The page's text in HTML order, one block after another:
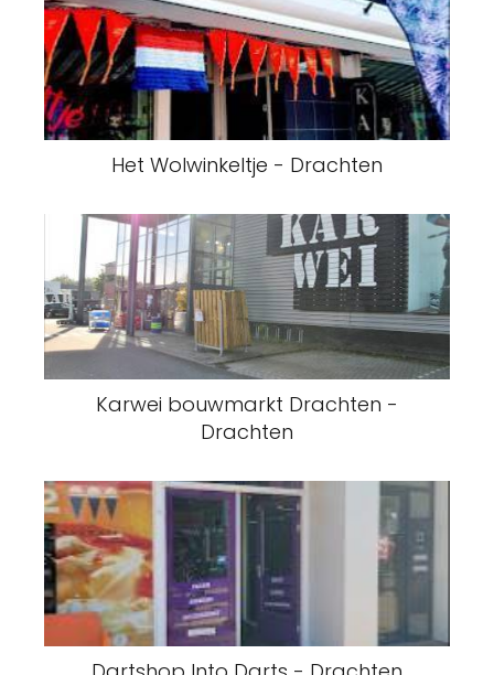
Het Wolwinkeltje - Drachten
Karwei bouwmarkt Drachten -
Drachten